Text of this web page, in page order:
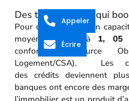
Des taux d’intérêt qui
Pour ceux qui sont en
moyen s’affiche à 1, 05
confondues (source
Logement/CSA). Les
des crédits deviennent
banques ont encore des
Appeler
Écrire